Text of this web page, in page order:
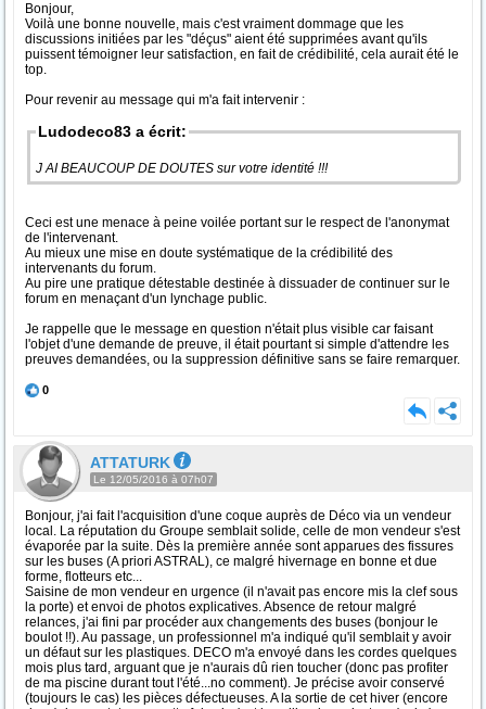
Bonjour,
Voilà une bonne nouvelle, mais c'est vraiment dommage que les
discussions initiées par les "déçus" aient été supprimées avant qu'ils
puissent témoigner leur satisfaction, en fait de crédibilité, cela aurait été le
top.
Pour revenir au message qui m'a fait intervenir :
Ludodeco83 a écrit:
J AI BEAUCOUP DE DOUTES sur votre identité !!!
Ceci est une menace à peine voilée portant sur le respect de l'anonymat
de l'intervenant.
Au mieux une mise en doute systématique de la crédibilité des
intervenants du forum.
Au pire une pratique détestable destinée à dissuader de continuer sur le
forum en menaçant d'un lynchage public.
Je rappelle que le message en question n'était plus visible car faisant
l'objet d'une demande de preuve, il était pourtant si simple d'attendre les
preuves demandées, ou la suppression définitive sans se faire remarquer.
0
ATTATURK
Le 12/05/2016 à 07h07
Bonjour, j'ai fait l'acquisition d'une coque auprès de Déco via un vendeur
local. La réputation du Groupe semblait solide, celle de mon vendeur s'est
évaporée par la suite. Dès la première année sont apparues des fissures
sur les buses (A priori ASTRAL), ce malgré hivernage en bonne et due
forme, flotteurs etc...
Saisine de mon vendeur en urgence (il n'avait pas encore mis la clef sous
la porte) et envoi de photos explicatives. Absence de retour malgré
relances, j'ai fini par procéder aux changements des buses (bonjour le
boulot !!). Au passage, un professionnel m'a indiqué qu'il semblait y avoir
un défaut sur les plastiques. DECO m'a envoyé dans les cordes quelques
mois plus tard, arguant que je n'aurais dû rien toucher (donc pas profiter
de ma piscine durant tout l'été...no comment). Je précise avoir conservé
(toujours le cas) les pièces défectueuses. A la sortie de cet hiver (encore